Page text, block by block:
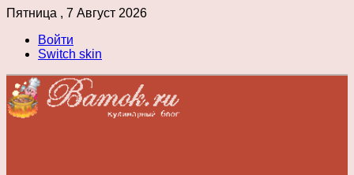
Пятница , 7 Август 2026
Войти
Switch skin